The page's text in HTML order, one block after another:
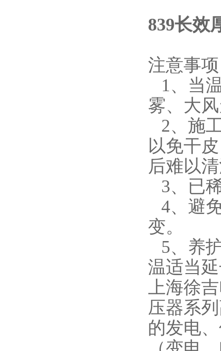
839长效
注意事项
1、当
雾、大
2、施
以免干
后难以
3、已
4、避
变。
5、养
温适当
上海徐
压器系
的发电